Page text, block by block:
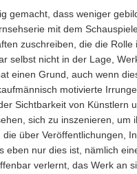
gemacht, dass weniger
mit dem
zuschreiben, die die
selbst nicht in der Lage,
einen Grund, auch wenn
motivierte
Sichtbarkeit von Künstlern
sich zu inszenieren, um
über Veröffentlichungen,
eben nur dies ist, nämlich
verlernt, das Werk an